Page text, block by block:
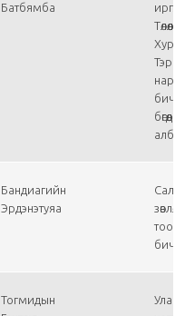
Батбямба
Бандиагийн
Эрдэнэтуяа
Тогмидын